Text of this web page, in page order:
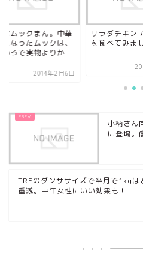
はムックまん。中華
なったムックは、
いろで実物よりか
2014年2月6日
サラダチキン
を食べてみま
小柄さん
に登場。
TRFのダンササイズで半月で1kgほ
重減。中年女性にいい効果も！